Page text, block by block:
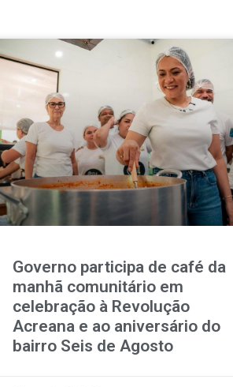
Governo participa de café da
manhã comunitário em
celebração à Revolução
Acreana e ao aniversário do
bairro Seis de Agosto